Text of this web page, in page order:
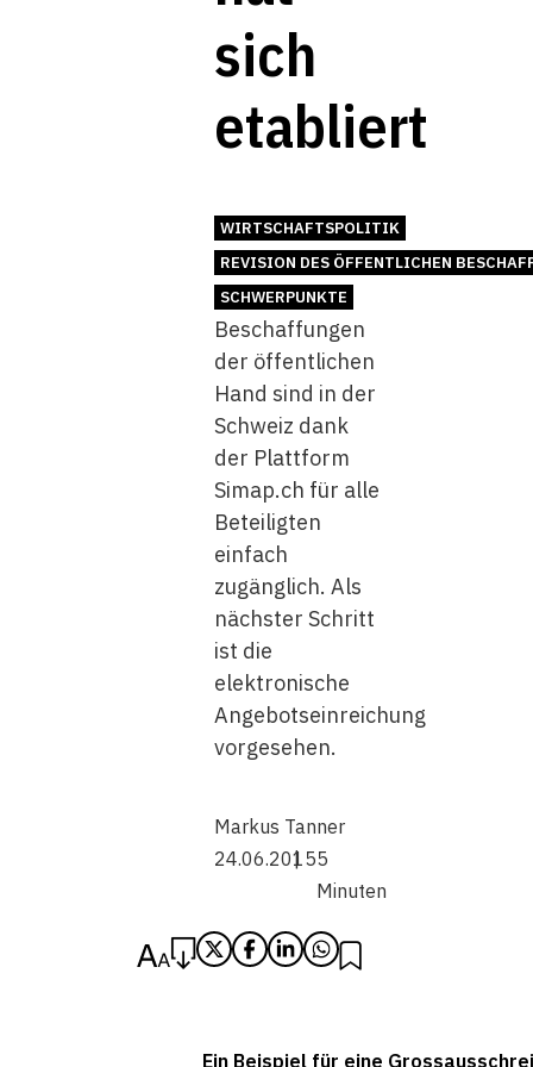
sich
etabliert
WIRTSCHAFTSPOLITIK
REVISION DES ÖFFENTLICHEN
SCHWERPUNKTE
Beschaffungen
der öffentlichen
Hand sind in der
Schweiz dank
der Plattform
Simap.ch für alle
Beteiligten
einfach
zugänglich. Als
nächster Schritt
ist die
elektronische
Angebotseinreichung
vorgesehen.
Markus Tanner
24.06.20155
Minuten
Ein Beispiel für eine